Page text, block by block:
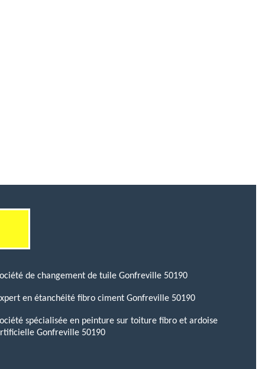
de changement de tuile Gonfreville 50190
en étanchéité fibro ciment Gonfreville 50190
spécialisée en peinture sur toiture fibro et ardoise
Gonfreville 50190